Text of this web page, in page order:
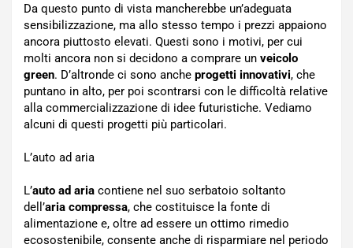
Da questo punto di vista mancherebbe un’adeguata
sensibilizzazione, ma allo stesso tempo i prezzi appaiono
ancora piuttosto elevati. Questi sono i motivi, per cui
molti ancora non si decidono a comprare un veicolo
green. D’altronde ci sono anche progetti innovativi, che
puntano in alto, per poi scontrarsi con le difficoltà relative
alla commercializzazione di idee futuristiche. Vediamo
alcuni di questi progetti più particolari.
L’auto ad aria
L’auto ad aria contiene nel suo serbatoio soltanto
dell’aria compressa, che costituisce la fonte di
alimentazione e, oltre ad essere un ottimo rimedio
ecosostenibile, consente anche di risparmiare nel periodo